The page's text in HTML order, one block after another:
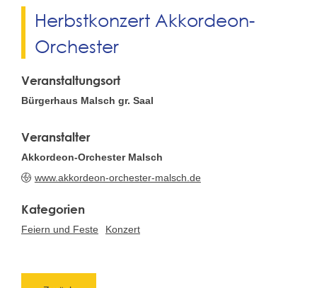
Herbstkonzert Akkordeon-
Orchester
Veranstaltungsort
Bürgerhaus Malsch gr. Saal
Veranstalter
Akkordeon-Orchester Malsch
www.akkordeon-orchester-malsch.de
Feiern und Feste Konzert